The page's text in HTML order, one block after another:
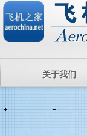
关于我们